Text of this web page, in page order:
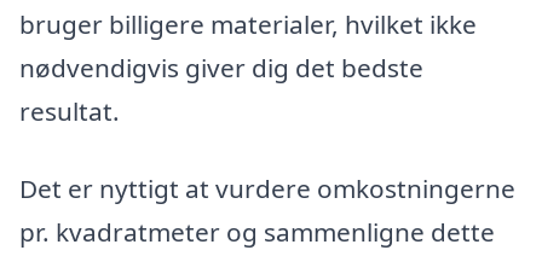
bruger billigere materialer, hvilket ikke
nødvendigvis giver dig det bedste
resultat.
Det er nyttigt at vurdere omkostningerne
pr. kvadratmeter og sammenligne dette